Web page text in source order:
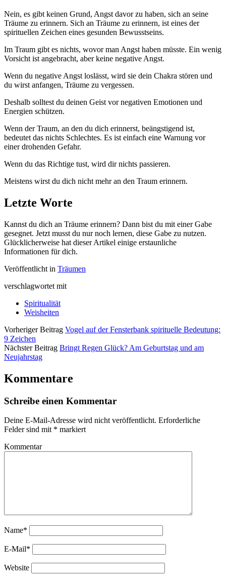
Nein, es gibt keinen Grund, Angst davor zu haben, sich an seine
Träume zu erinnern. Sich an Träume zu erinnern, ist eines der
spirituellen Zeichen eines gesunden Bewusstseins.
Im Traum gibt es nichts, wovor man Angst haben müsste. Ein wenig
Vorsicht ist angebracht, aber keine negative Angst.
Wenn du negative Angst loslässt, wird sie dein Chakra stören und
du wirst anfangen, Träume zu vergessen.
Deshalb solltest du deinen Geist vor negativen Emotionen und
Energien schützen.
Wenn der Traum, an den du dich erinnerst, beängstigend ist,
bedeutet das nichts Schlechtes. Es ist einfach eine Warnung vor
einer drohenden Gefahr.
Wenn du das Richtige tust, wird dir nichts passieren.
Meistens wirst du dich nicht mehr an den Traum erinnern.
Letzte Worte
Kannst du dich an Träume erinnern? Dann bist du mit einer Gabe
gesegnet. Jetzt musst du nur noch lernen, diese Gabe zu nutzen.
Glücklicherweise hat dieser Artikel einige erstaunliche
Informationen für dich.
Veröffentlicht in Träumen
verschlagwortet mit
Spiritualität
Weisheiten
Vorheriger Beitrag Vogel auf der Fensterbank spirituelle Bedeutung:
9 Zeichen
Nächster Beitrag Bringt Regen Glück? Am Geburtstag und am
Neujahrstag
Kommentare
Schreibe einen Kommentar
Deine E-Mail-Adresse wird nicht veröffentlicht. Erforderliche
Felder sind mit * markiert
Kommentar
Name*
E-Mail*
Website